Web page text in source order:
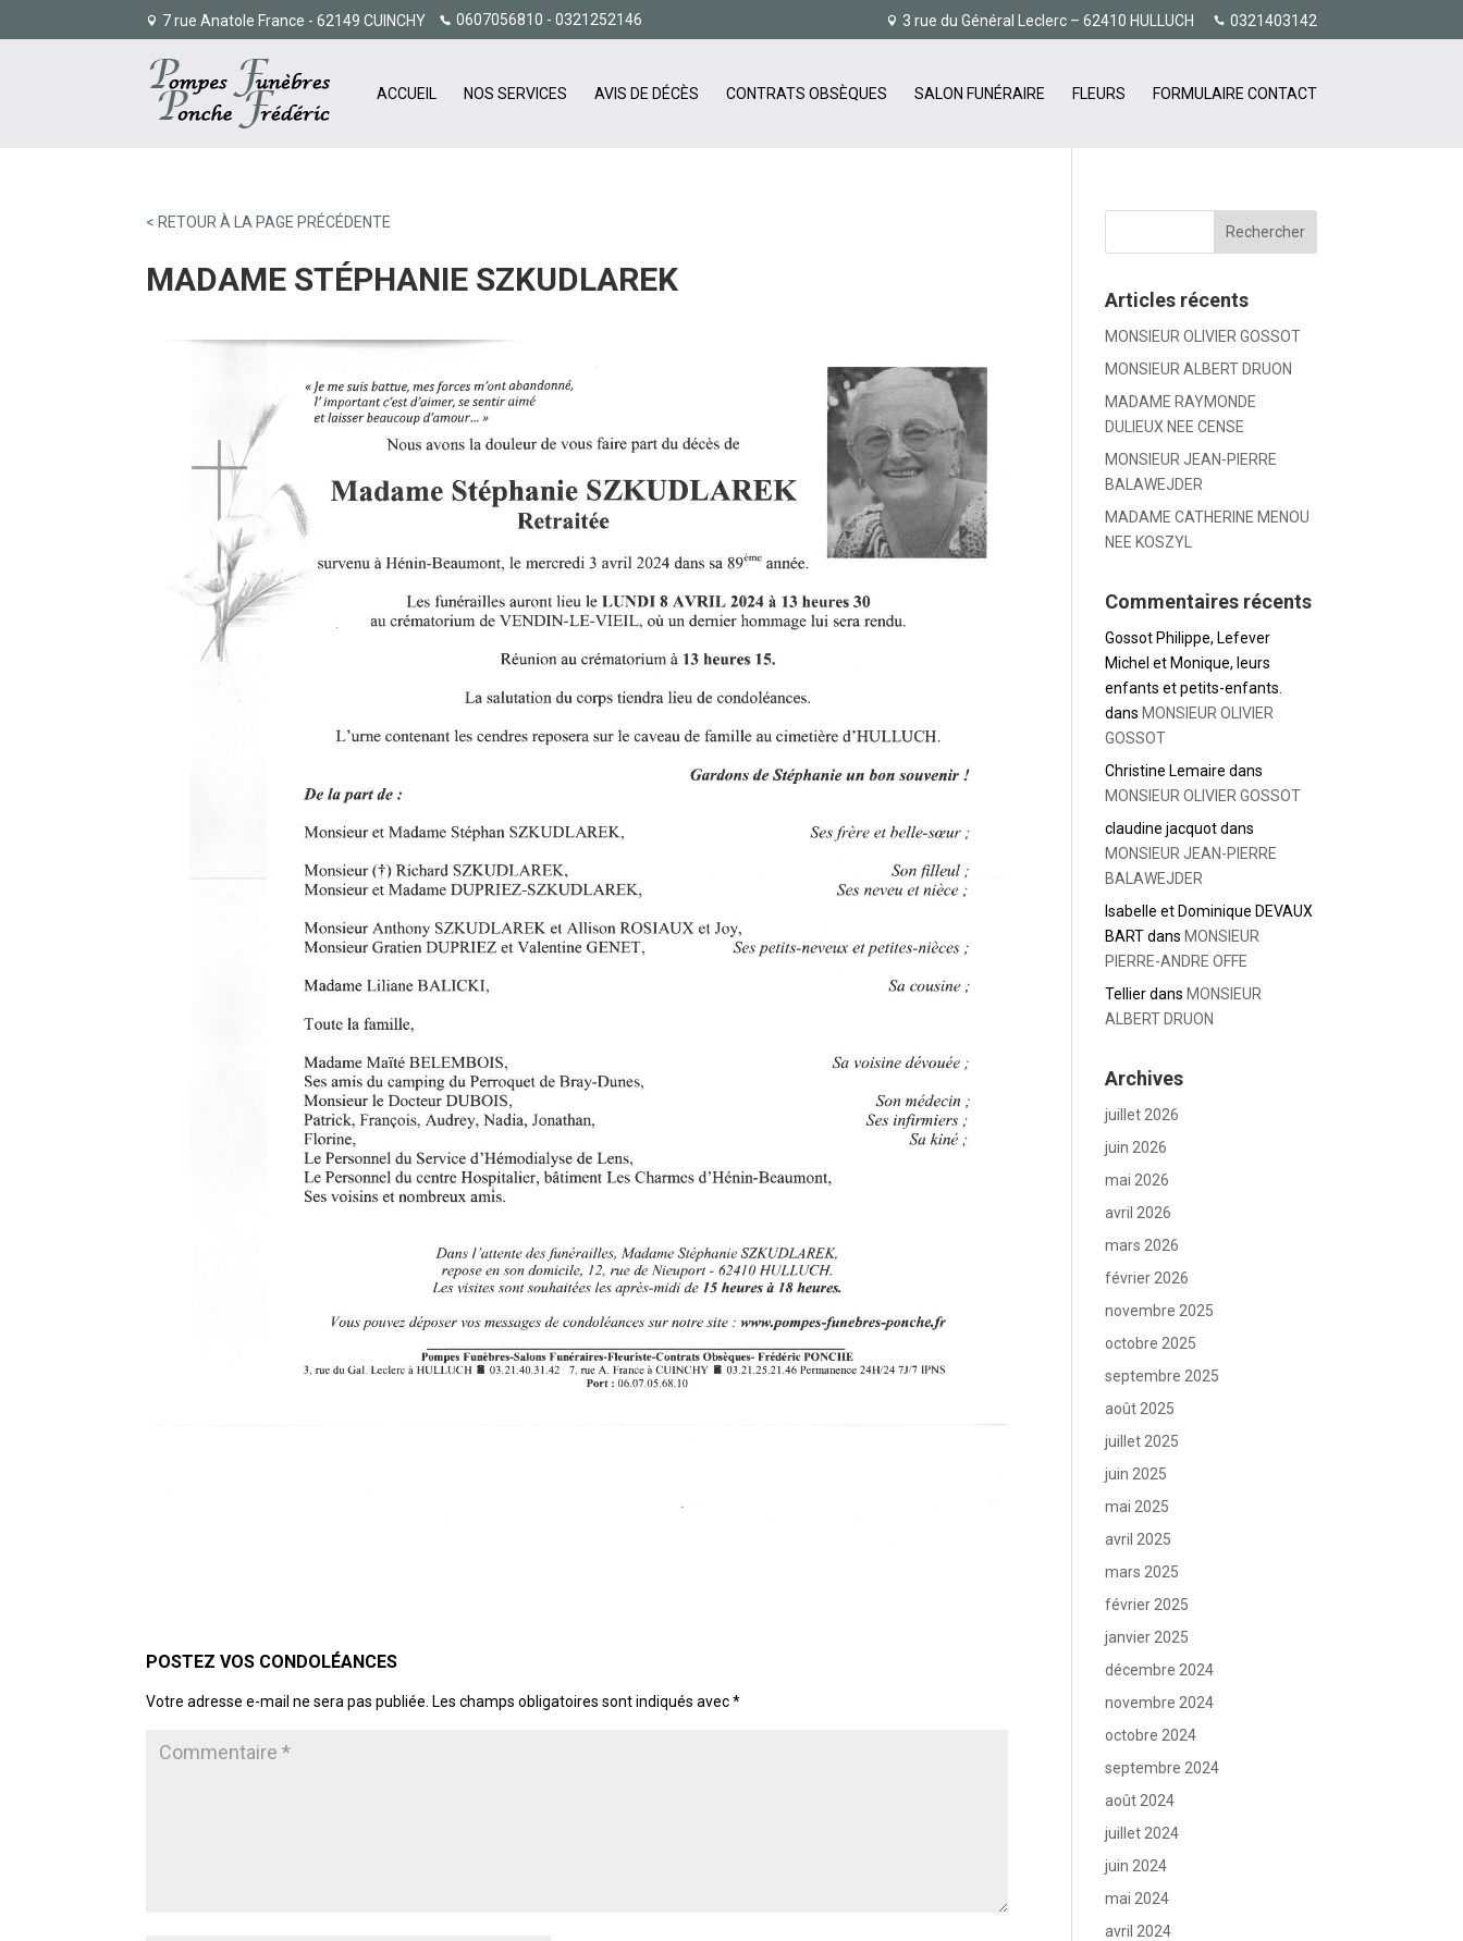
7 rue Anatole France - 62149 CUINCHY 0607056810 - 0321252146 3 rue du Général Leclerc – 62410 HULLUCH 0321403142
ACCUEIL NOS SERVICES AVIS DE DÉCÈS CONTRATS OBSÈQUES SALON FUNÉRAIRE FLEURS FORMULAIRE CONTACT
< RETOUR À LA PAGE PRÉCÉDENTE
MADAME STÉPHANIE SZKUDLAREK
Votre adresse e-mail ne sera pas publiée. Les champs obligatoires sont indiqués avec*
Articles récents
MONSIEUR OLIVIER GOSSOT
MONSIEUR ALBERT DRUON
MADAME RAYMONDE
DULIEUX NEE CENSE
MONSIEUR JEAN-PIERRE
BALAWEJDER
MADAME CATHERINE MENOU
NEE KOSZYL
Commentaires récents
Gossot Philippe, Lefever
Michel et Monique, leurs
enfants et petits-enfants.
dans MONSIEUR OLIVIER
GOSSOT
Christine Lemaire dans
MONSIEUR OLIVIER GOSSOT
claudine jacquotdans
MONSIEUR JEAN-PIERRE
BALAWEJDER
Isabelle et Dominique DEVAUX
BARTdans MONSIEUR
PIERRE-ANDRE OFFE
Tellierdans MONSIEUR
ALBERT DRUON
Archives
juillet 2026
juin 2026
mai 2026
avril 2026
mars 2026
février 2026
novembre 2025
octobre 2025
septembre 2025
août 2025
juillet 2025
juin 2025
mai 2025
avril 2025
mars 2025
février 2025
janvier 2025
décembre 2024
novembre 2024
octobre 2024
septembre 2024
août 2024
juillet 2024
juin 2024
mai 2024
avril 2024